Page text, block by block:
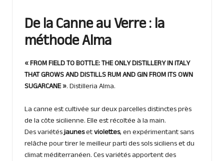
De la Canne au Verre : la
méthode Alma
« FROM FIELD TO BOTTLE: THE ONLY DISTILLERY IN ITALY
THAT GROWS AND DISTILLS RUM AND GIN FROM ITS OWN
SUGARCANE ». Distilleria Alma.
La canne est cultivée sur deux parcelles distinctes près
de la côte sicilienne. Elle est récoltée à la main.
Des variétésjaunesetviolettes, en expérimentant sans
relâche pour tirer le meilleur parti des sols siciliens et du
climat méditerranéen. Ces variétés apportent des